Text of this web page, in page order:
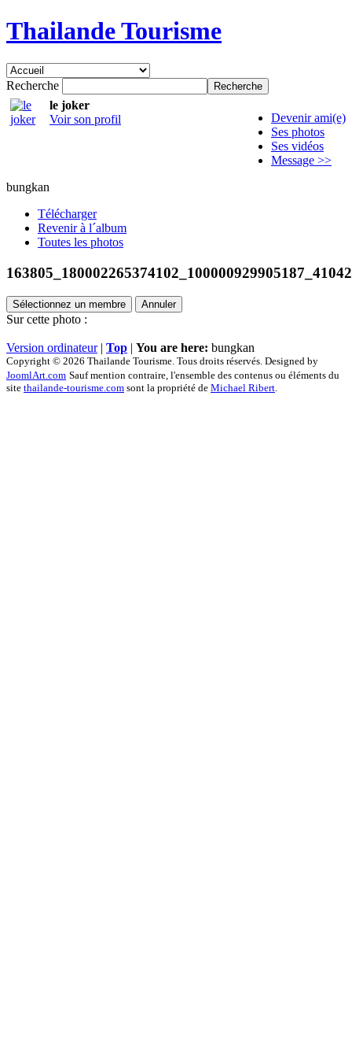
Thailande Tourisme
Recherche
le joker
Voir son profil
Devenir ami(e)
Ses photos
Ses vidéos
Message >>
bungkan
Télécharger
Revenir à l´album
Toutes les photos
Sélectionnez un membre Annuler
Sur cette photo :
Version ordinateur| Top | You are here: bungkan
Copyright © 2026 Thailande Tourisme. Tous droits réservés. Designed by
JoomlArt.com Sauf mention contraire, l'ensemble des contenus ou éléments du
site thailande-tourisme.com sont la propriété de Michael Ribert.